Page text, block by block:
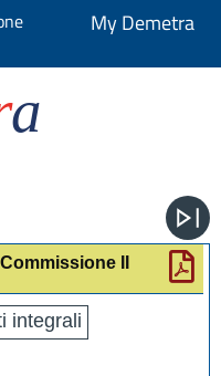
My Demetra
a
II
integrali